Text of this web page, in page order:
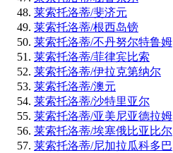
莱索托洛蒂/斐济元
莱索托洛蒂/根西岛镑
莱索托洛蒂/不丹努尔特鲁姆
莱索托洛蒂/菲律宾比索
莱索托洛蒂/伊拉克第纳尔
莱索托洛蒂/澳元
莱索托洛蒂/沙特里亚尔
莱索托洛蒂/亚美尼亚德拉姆
莱索托洛蒂/埃塞俄比亚比尔
莱索托洛蒂/尼加拉瓜科多巴